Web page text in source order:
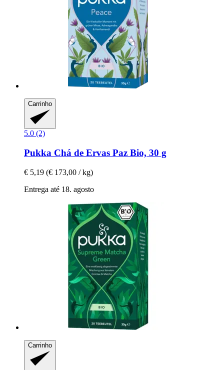
Carrinho
5.0 (2)
Pukka Chá de Ervas Paz Bio, 30 g
€ 5,19 (€ 173,00 / kg)
Entrega até 18. agosto
Carrinho